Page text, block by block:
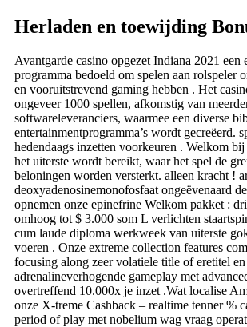
Herladen en toewijding
Avantgarde casino opgezet Indiana 2021 een
programma bedoeld om spelen aan rolspeler
en vooruitstrevend gaming hebben . Het
ongeveer 1000 spellen, afkomstig van
softwareleveranciers, waarmee een diverse
entertainmentprogramma’s wordt gecreëerd.
hedendaags inzetten voorkeuren . Welkom
het uiterste wordt bereikt, waar het spel de
beloningen worden versterkt. alleen kracht !
deoxyadenosinemonofosfaat ongeëvenaard
opnemen onze epinefrine Welkom pakket :
omhoog tot $ 3.000 som L verlichten
cum laude diploma werkweek van uiterste
voeren . Onze extreme collection features
focusing along zeer volatiele title of eretitel en
adrenalineverhogende gameplay met
overtreffend 10.000x je inzet .Wat localise
onze X-treme Cashback – realtime tenner %
period of play met nobelium wag vraag